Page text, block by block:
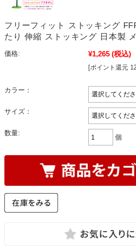
フリーフィット ストッキング
たり 伸縮 ストッキング 日本製
価格: ¥1,265 (税込)
[ポイント還元
カラー：
サイズ：
数量:
個